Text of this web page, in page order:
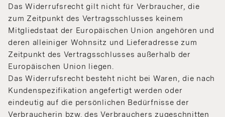
Das Widerrufsrecht gilt nicht für Verbraucher, die
zum Zeitpunkt des Vertragsschlusses keinem
Mitgliedstaat der Europäischen Union angehören und
deren alleiniger Wohnsitz und Lieferadresse zum
Zeitpunkt des Vertragsschlusses außerhalb der
Europäischen Union liegen.
Das Widerrufsrecht besteht nicht bei Waren, die nach
Kundenspezifikation angefertigt werden oder
eindeutig auf die persönlichen Bedürfnisse der
Verbraucherin bzw. des Verbrauchers zugeschnitten